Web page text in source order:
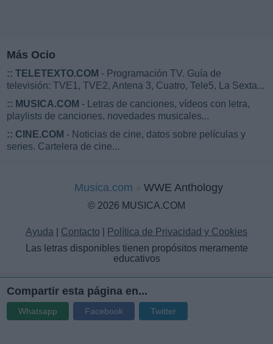
Más Ocio
:: TELETEXTO.COM - Programación TV. Guía de
televisión: TVE1, TVE2, Antena 3, Cuatro, Tele5, La Sexta...
:: MUSICA.COM - Letras de canciones, vídeos con letra,
playlists de canciones, novedades musicales...
:: CINE.COM - Noticias de cine, datos sobre películas y
series. Cartelera de cine...
Musica.com WWE Anthology
© 2026 MUSICA.COM
Ayuda Contacto
Política de Privacidad y Cookies
Las letras disponibles tienen propósitos meramente
educativos
Compartir esta página en...
Whatsapp Facebook Twitter